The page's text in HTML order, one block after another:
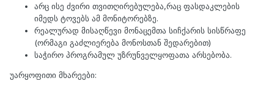
არც ისე ძვირი თვითღირებულება,რაც ფასდაკლების
იმედს ტოვებს ამ მონიტორებზე.
რეალურად მისაღწევი მონაცემთა სიჩქარის სისწრაფე
(ორმაგი გაძლიერება მონოსთან შედარებით)
საჭირო პროგრამულ უზრუნველყოფათა არსებობა.
უარყოფითი მხარეები: